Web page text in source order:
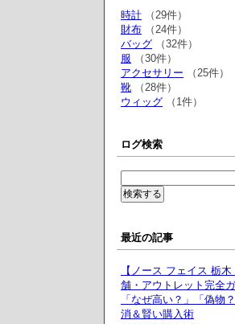
時計 （29件）
財布 （24件）
バッグ （32件）
服 （30件）
アクセサリー （25件）
靴 （28件）
ウィッグ （1件）
ログ検索
最近の記事
【ノース フェイス 栃
舗・アウトレット完全ガ
「なぜ高い？」「偽物
消＆賢い購入術